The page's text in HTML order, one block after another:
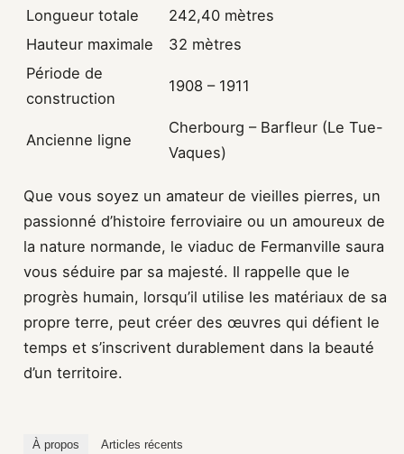
Longueur totale
242,40 mètres
Hauteur maximale
32 mètres
Période de
construction
1908 – 1911
Ancienne ligne
Cherbourg – Barfleur (Le Tue-
Vaques)
Que vous soyez un amateur de vieilles pierres, un
passionné d’histoire ferroviaire ou un amoureux de
la nature normande, le viaduc de Fermanville saura
vous séduire par sa majesté. Il rappelle que le
progrès humain, lorsqu’il utilise les matériaux de sa
propre terre, peut créer des œuvres qui défient le
temps et s’inscrivent durablement dans la beauté
d’un territoire.
À propos Articles récents